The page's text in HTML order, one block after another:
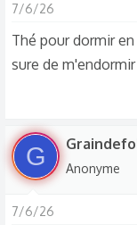
7/6/26
Thé pour dormir
sure de
G Anonyme
7/6/26